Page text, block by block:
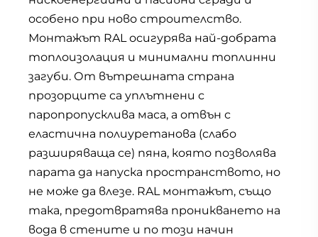
особено при ново строителство.
Монтажът RAL осигурява най-добрата
топлоизолация и минимални топлинни
загуби. От вътрешната страна
прозорците са уплътнени с
паропропусклива маса, а отвън с
еластична полиуретанова (слабо
разширяваща се) пяна, която позволява
парата да напуска пространството, но
не може да влезе. RAL монтажът, също
така, предотвратява проникването на
вода в стените и по този начин